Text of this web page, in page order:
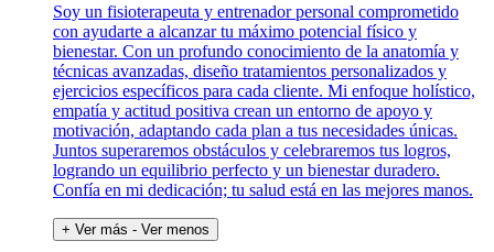
Soy un fisioterapeuta y entrenador personal comprometido
con ayudarte a alcanzar tu máximo potencial físico y
bienestar. Con un profundo conocimiento de la anatomía y
técnicas avanzadas, diseño tratamientos personalizados y
ejercicios específicos para cada cliente. Mi enfoque holístico,
empatía y actitud positiva crean un entorno de apoyo y
motivación, adaptando cada plan a tus necesidades únicas.
Juntos superaremos obstáculos y celebraremos tus logros,
logrando un equilibrio perfecto y un bienestar duradero.
Confía en mi dedicación; tu salud está en las mejores manos.
+ Ver más - Ver menos